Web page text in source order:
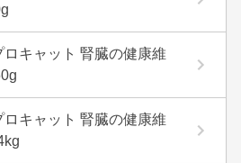
ロキャット 腎臓の健康維
ロキャット 腎臓の健康維